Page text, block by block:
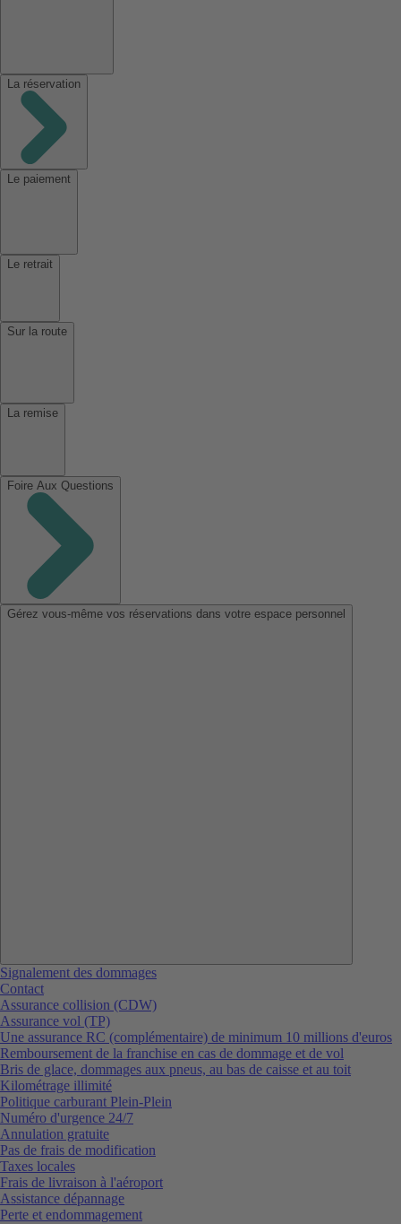
La réservation
Le paiement
Le retrait
Sur la route
La remise
Foire Aux Questions
Gérez vous-même vos réservations dans votre espace personnel
Signalement des dommages
Contact
Assurance collision (CDW)
Assurance vol (TP)
Une assurance RC (complémentaire) de minimum 10 millions d'euros
Remboursement de la franchise en cas de dommage et de vol
Bris de glace, dommages aux pneus, au bas de caisse et au toit
Kilométrage illimité
Politique carburant Plein-Plein
Numéro d'urgence 24/7
Annulation gratuite
Pas de frais de modification
Taxes locales
Frais de livraison à l'aéroport
Assistance dépannage
Perte et endommagement